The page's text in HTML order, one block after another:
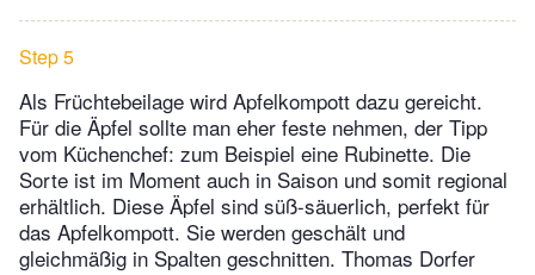
Step 5
Als Früchtebeilage wird Apfelkompott dazu gereicht.
Für die Äpfel sollte man eher feste nehmen, der Tipp
vom Küchenchef: zum Beispiel eine Rubinette. Die
Sorte ist im Moment auch in Saison und somit regional
erhältlich. Diese Äpfel sind süß-säuerlich, perfekt für
das Apfelkompott. Sie werden geschält und
gleichmäßig in Spalten geschnitten. Thomas Dorfer